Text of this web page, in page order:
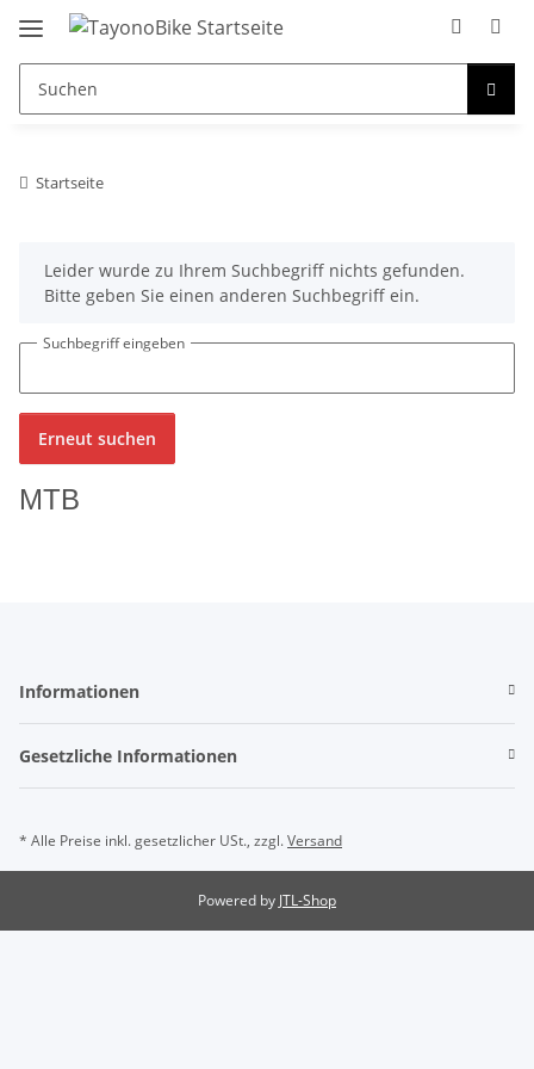
Startseite
xLeider wurde zu Ihrem Suchbegriff nichts gefunden.
Bitte geben Sie einen anderen Suchbegriff ein.
Suchbegriff eingeben
Erneut suchen
MTB
Informationen
Gesetzliche Informationen
* Alle Preise inkl. gesetzlicher USt., zzgl.Versand
Powered by JTL-Shop